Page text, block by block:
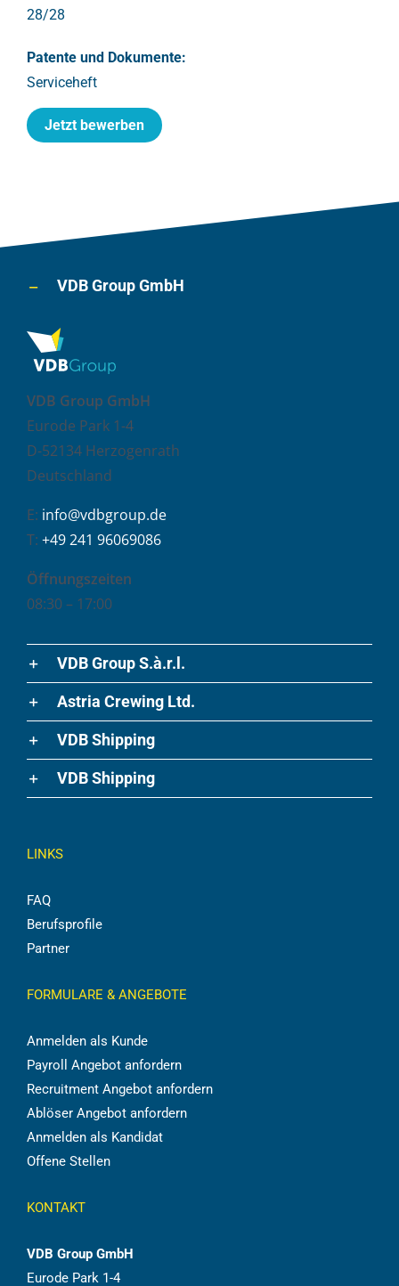
28/28
Patente und Dokumente:
Serviceheft
Jetzt bewerben
VDB Group GmbH
VDB Group GmbH
Eurode Park 1-4
D-52134 Herzogenrath
Deutschland
E: info@vdbgroup.de
T: +49 241 96069086
Öffnungszeiten
08:30 – 17:00
VDB Group S.à.r.l.
Astria Crewing Ltd.
VDB Shipping
VDB Shipping
LINKS
FAQ
Berufsprofile
Partner
FORMULARE & ANGEBOTE
Anmelden als Kunde
Payroll Angebot anfordern
Recruitment Angebot anfordern
Ablöser Angebot anfordern
Anmelden als Kandidat
Offene Stellen
KONTAKT
VDB Group GmbH
Eurode Park 1-4